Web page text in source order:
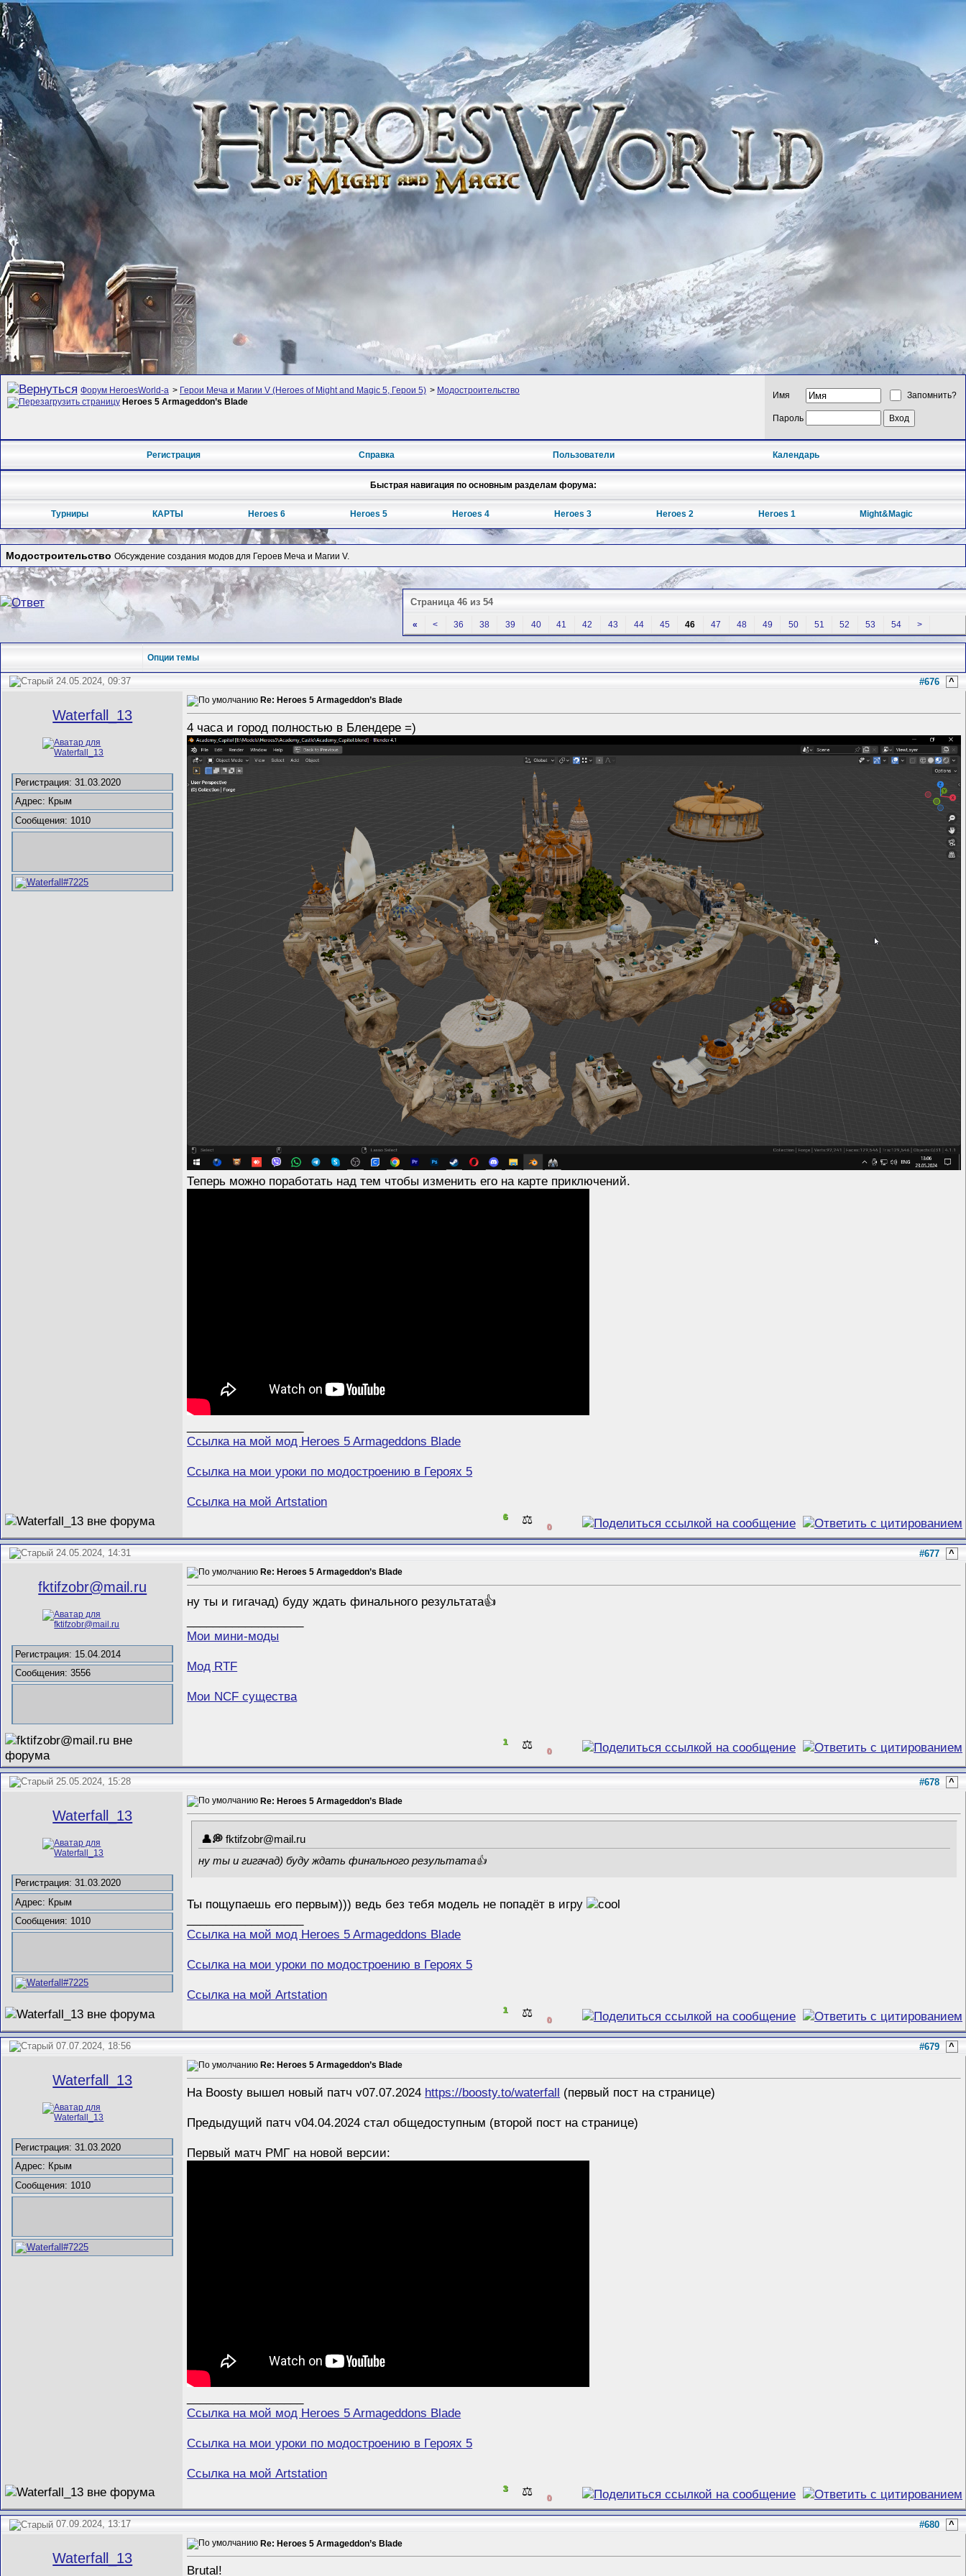
Форум HeroesWorld-а > Герои Меча и Магии V (Heroes of Might and Magic 5, Герои 5) > Модостроительство
Heroes 5 Armageddon’s Blade
Имя Запомнить?
Пароль
Регистрация Справка Пользователи Календарь
Быстрая навигация по основным разделам форума:
Турниры КАРТЫ Heroes 6 Heroes 5 Heroes 4 Heroes 3 Heroes 2 Heroes 1 Might&Magic
Модостроительство Обсуждение создания модов для Героев Меча и Магии V.
Страница 46 из 54
« < 36 38 39 40 41 42 43 44 45 46 47 48 49 50 51 52 53 54 >
Опции темы
24.05.2024, 09:37 #676 ^
Waterfall_13
Регистрация: 31.03.2020
Адрес: Крым
Сообщения: 1010
Re: Heroes 5 Armageddon’s Blade
4 часа и город полностью в Блендере =)
Теперь можно поработать над тем чтобы изменить его на карте приключений.
Ссылка на мой мод Heroes 5 Armageddons Blade
Ссылка на мои уроки по модостроению в Героях 5
Ссылка на мой Artstation
6 ⚖️ 0
24.05.2024, 14:31 #677 ^
fktifzobr@mail.ru
Регистрация: 15.04.2014
Сообщения: 3556
Re: Heroes 5 Armageddon’s Blade
ну ты и гигачад) буду ждать финального результата👍
Мои мини-моды
Мод RTF
Мои NCF существа
1 ⚖️ 0
25.05.2024, 15:28 #678 ^
Waterfall_13
Регистрация: 31.03.2020
Адрес: Крым
Сообщения: 1010
Re: Heroes 5 Armageddon’s Blade
fktifzobr@mail.ru
ну ты и гигачад) буду ждать финального результата👍
Ты пощупаешь его первым))) ведь без тебя модель не попадёт в игру
Ссылка на мой мод Heroes 5 Armageddons Blade
Ссылка на мои уроки по модостроению в Героях 5
Ссылка на мой Artstation
1 ⚖️ 0
07.07.2024, 18:56 #679 ^
Waterfall_13
Регистрация: 31.03.2020
Адрес: Крым
Сообщения: 1010
Re: Heroes 5 Armageddon’s Blade
На Boosty вышел новый патч v07.07.2024 https://boosty.to/waterfall (первый пост на странице)
Предыдущий патч v04.04.2024 стал общедоступным (второй пост на странице)
Первый матч РМГ на новой версии:
Ссылка на мой мод Heroes 5 Armageddons Blade
Ссылка на мои уроки по модостроению в Героях 5
Ссылка на мой Artstation
3 ⚖️ 0
07.09.2024, 13:17 #680 ^
Waterfall_13
Re: Heroes 5 Armageddon’s Blade
Brutal!